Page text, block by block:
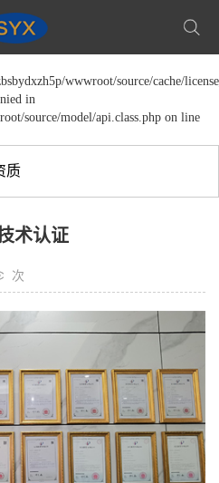
wwwroot/source/cache/
in
source/model/api.class.php on line
质
术认证
次